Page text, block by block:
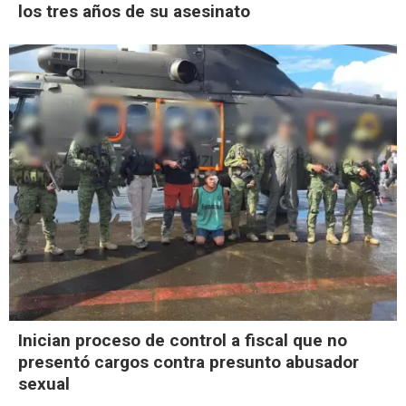
los tres años de su asesinato
Inician proceso de control a fiscal que no
presentó cargos contra presunto abusador
sexual